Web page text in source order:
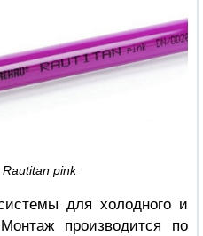
pink
для холодного и
производится по